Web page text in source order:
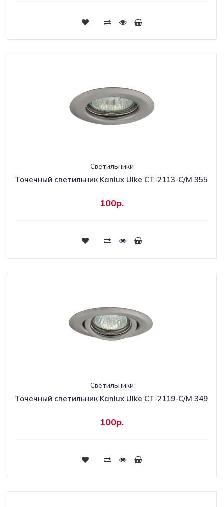
Светильники
Точечный светильник Kanlux Ulke CT-2113-C/M 355
100р.
Светильники
Точечный светильник Kanlux Ulke CT-2119-C/M 349
100р.